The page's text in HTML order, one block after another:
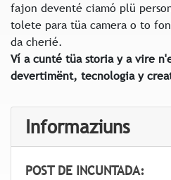
fajon deventé ciamó plü
tolete para tüa camera o to
da cherié.
Ví a cunté tüa storia y a vire
devertimënt, tecnologia y
Informaziuns
POST DE INCUNTADA: